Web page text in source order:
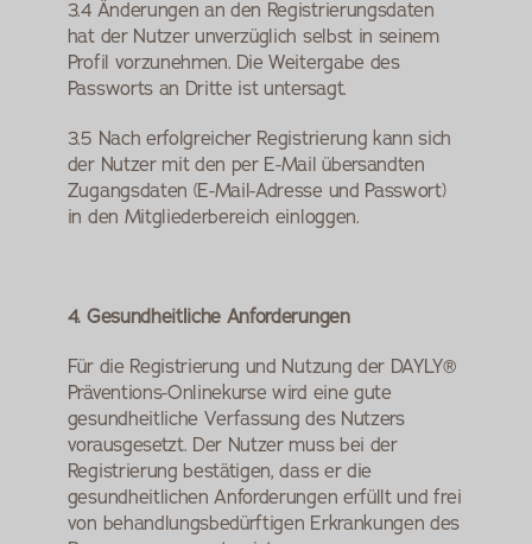
3.4 Änderungen an den Registrierungsdaten
hat der Nutzer unverzüglich selbst in seinem
Profil vorzunehmen. Die Weitergabe des
Passworts an Dritte ist untersagt.
3.5 Nach erfolgreicher Registrierung kann sich
der Nutzer mit den per E-Mail übersandten
Zugangsdaten (E-Mail-Adresse und Passwort)
in den Mitgliederbereich einloggen.
4. Gesundheitliche Anforderungen
Für die Registrierung und Nutzung der DAYLY®
Präventions-Onlinekurse wird eine gute
gesundheitliche Verfassung des Nutzers
vorausgesetzt. Der Nutzer muss bei der
Registrierung bestätigen, dass er die
gesundheitlichen Anforderungen erfüllt und frei
von behandlungsbedürftigen Erkrankungen des